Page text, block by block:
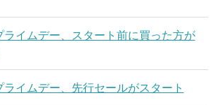
ライムデー、スタート前に買った方が
ライムデー、先行セールがスタート